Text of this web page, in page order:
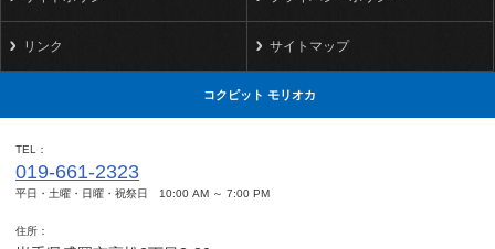
リンク サイトマップ
コクピット モリオカ
TEL
019-661-2323
平日・土曜・日曜・祝祭日 10:00 AM ～ 7:00 PM
住所